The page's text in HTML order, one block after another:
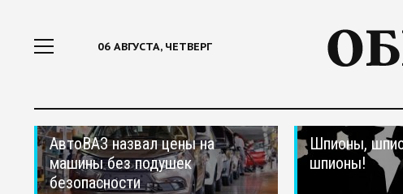
06 АВГУСТА, ЧЕТВЕРГ
АвтоВАЗ назвал цены на
машины без подушек
безопасности
Шпионы,
шпионы!